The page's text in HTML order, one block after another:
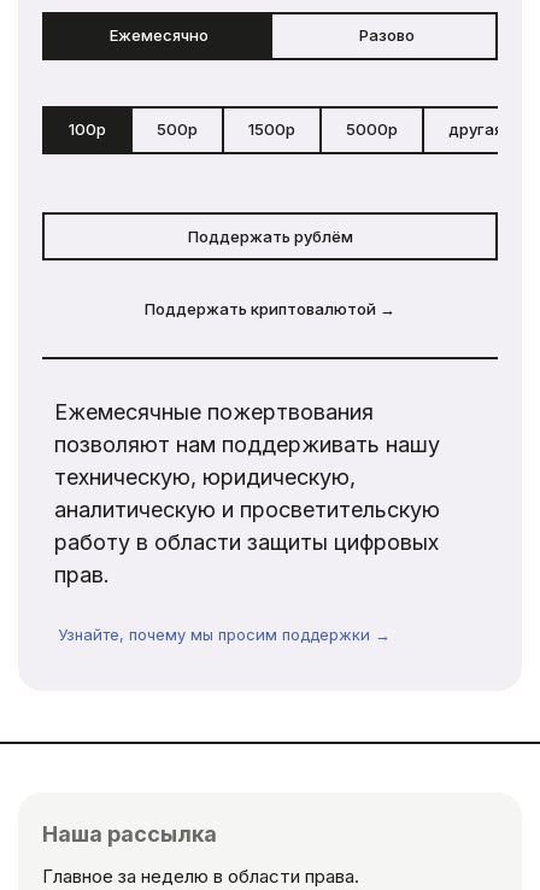
Ежемесячно Разово
100р 500р 1500р 5000р другая
Поддержать рублём
Поддержать криптовалютой →
Ежемесячные пожертвования
позволяют нам поддерживать нашу
техническую, юридическую,
аналитическую и просветительскую
работу в области защиты цифровых
прав.
Узнайте, почему мы просим поддержки →
Наша рассылка
Главное за неделю в области права.